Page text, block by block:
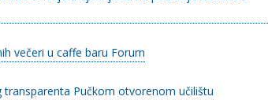
večeri u caffe baru Forum
Pučkom otvorenom učilištu